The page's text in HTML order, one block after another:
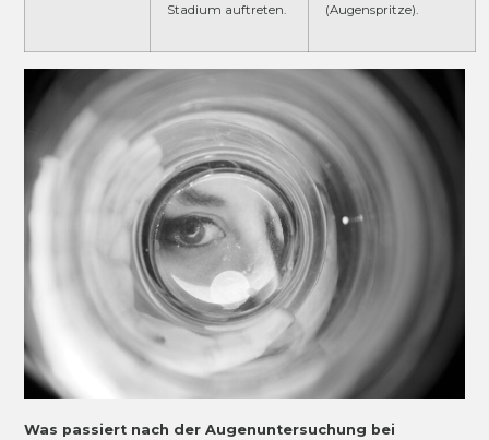
Stadium auftreten.
(Augenspritze).
Was passiert nach der Augenuntersuchung bei